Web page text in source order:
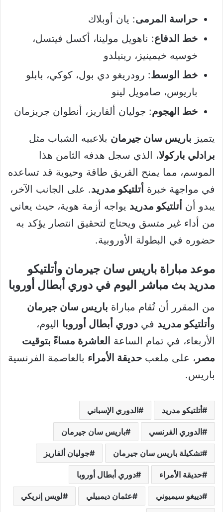
حراسة المرمى: يان أوبلاك
خط الدفاع: ناهويل مولينا، أكسل فيتسل،
خوسيه خيمينيز، رينيلدو
خط الوسط: رودريغو دي بول، كوكي، بابلو
باريوس، صامويل لينو
خط الهجوم: جوليان ألفاريز، أنطوان جريزمان
يتميز باريس سان جيرمان بلاعبيه الشباب مثل
برادلي باركولا، الذي سجل هدفه الثامن هذا
الموسم، مما يمنح الفريق طاقة وحيوية قد تساعده
في مواجهة خبرة أتلتيكو مدريد. على الجانب الآخر،
يبدو أن أتلتيكو مدريد يواجه أزمة هوية، حيث يعاني
من أداء غير متسق ويحتاج لتحقيق انتصار يؤكد به
حضوره في البطولة الأوروبية.
موعد مباراة باريس سان جيرمان وأتلتيكو
مدريد بث مباشر اليوم في دوري أبطال أوروبا
من المقرر أن تُقام مباراة باريس سان جيرمان
و أتلتيكو مدريد في دوري أبطال أوروبا اليوم،
الأربعاء، في تمام الساعة العاشرة مساءً بتوقيت
مصر ، على ملعب حديقة الأمراء بالعاصمة الفرنسية
باريس.
أتلتيكو مدريد الدوري الإسباني
الدوري الفرنسي باريس سان جيرمان
تشكيلة باريس سان جيرمان جوليان ألفاريز
حديقة الأمراء دوري أبطال أوروبا
دييغو سيميوني عثمان ديمبيلي لويس إنريكي